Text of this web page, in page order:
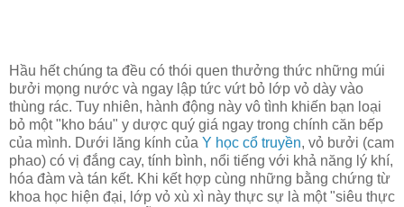
Hầu hết chúng ta đều có thói quen thưởng thức những múi
bưởi mọng nước và ngay lập tức vứt bỏ lớp vỏ dày vào
thùng rác. Tuy nhiên, hành động này vô tình khiến bạn loại
bỏ một "kho báu" y dược quý giá ngay trong chính căn bếp
của mình. Dưới lăng kính của Y học cổ truyền, vỏ bưởi (cam
phao) có vị đắng cay, tính bình, nổi tiếng với khả năng lý khí,
hóa đàm và tán kết. Khi kết hợp cùng những bằng chứng từ
khoa học hiện đại, lớp vỏ xù xì này thực sự là một "siêu thực